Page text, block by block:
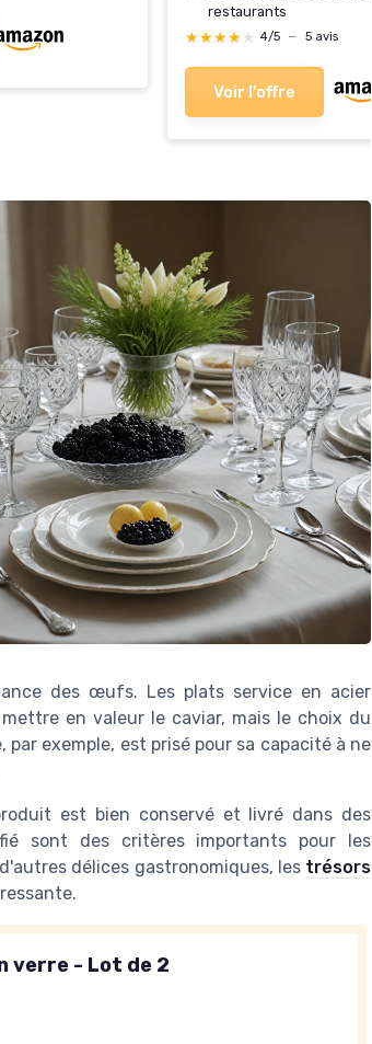
restaurants
★★★★★
★★★★★ 4/5 — 5 avis
Voir l'offre
des œufs. Les plats service en acier
en valeur le caviar, mais le choix du
exemple, est prisé pour sa capacité à ne
est bien conservé et livré dans des
sont des critères importants pour les
délices gastronomiques, les trésors
verre - Lot de 2